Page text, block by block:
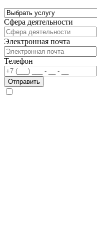
Сфера деятельности
Электронная почта
Телефон
Отправить